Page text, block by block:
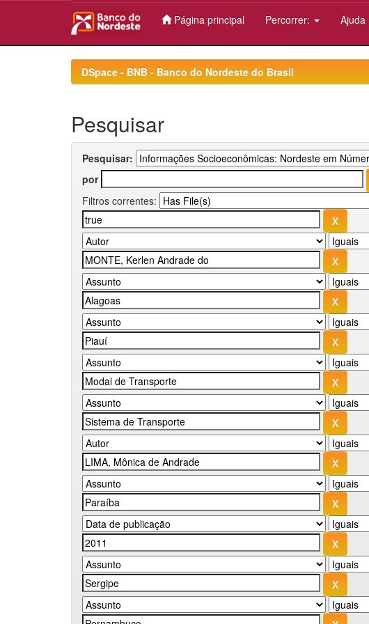
Página principal Percorrer: Ajuda
DSpace - BNB - Banco do Nordeste do Brasil
Pesquisar
Pesquisar:
por
Filtros correntes: